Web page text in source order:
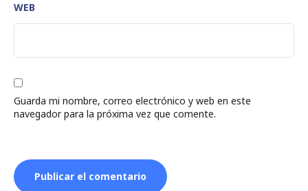
WEB
Guarda mi nombre, correo electrónico y web en este
navegador para la próxima vez que comente.